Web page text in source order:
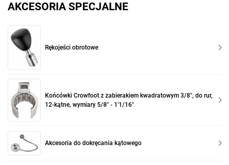
AKCESORIA SPECJALNE
Rękojeści obrotowe
Końcówki Crowfoot z zabierakiem kwadratowym 3/8", do rur,
12-kątne, wymiary 5/8" - 1'1/16"
Akcesoria do dokręcania kątowego